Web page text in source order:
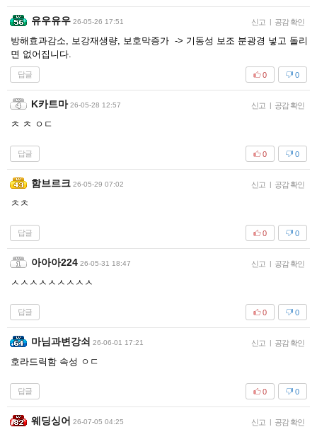
유우유우 26-05-26 17:51 신고 | 공감 확인
방해효과감소, 보강재생량, 보호막증가 -> 기동성 보조 분광경 넣고 돌리
면 없어집니다.
답글 0
0
K카트마 26-05-28 12:57 신고 | 공감 확인
ㅊ ㅊ ㅇㄷ
답글 0
0
함브르크 26-05-29 07:02 신고 | 공감 확인
ㅊㅊ
답글 0
0
아아아224 26-05-31 18:47 신고 | 공감 확인
ㅅㅅㅅㅅㅅㅅㅅㅅㅅ
답글 0
0
마님과변강쇠 26-06-01 17:21 신고 | 공감 확인
호라드릭함 속성 ㅇㄷ
답글 0
0
웨딩싱어 26-07-05 04:25 신고 | 공감 확인